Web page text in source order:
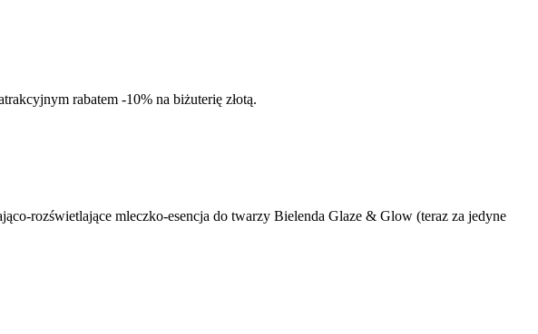
rabatem -10% na biżuterię złotą.
rozświetlające mleczko-esencja do twarzy Bielenda Glaze & Glow (teraz za jedyne